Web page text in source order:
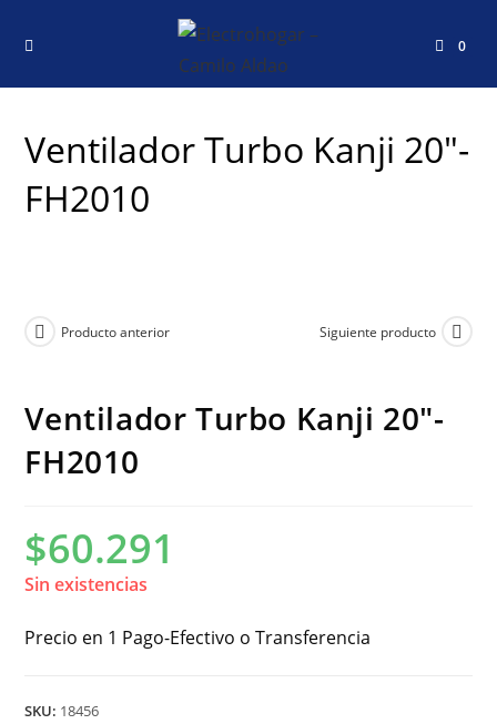
0
Ventilador Turbo Kanji 20″-
FH2010
Producto anterior Siguiente producto
Ventilador Turbo Kanji 20″-
FH2010
$60.291
Sin existencias
Precio en 1 Pago-Efectivo o Transferencia
SKU: 18456